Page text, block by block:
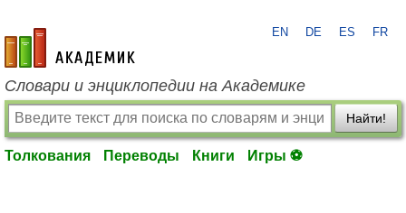
academic.ru
EN DE ES FR
Словари и энциклопедии на Академике
Найти!
Толкования Переводы Книги Игры ⚽